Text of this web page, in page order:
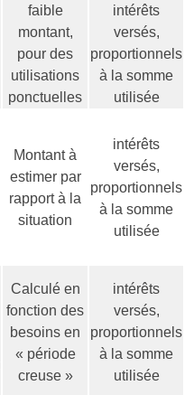
faible
montant,
pour des
utilisations
ponctuelles
intérêts
versés,
proportionnels
à la somme
utilisée
Montant à
estimer par
rapport à la
situation
intérêts
versés,
proportionnels
à la somme
utilisée
Calculé en
fonction des
besoins en
« période
creuse »
intérêts
versés,
proportionnels
à la somme
utilisée